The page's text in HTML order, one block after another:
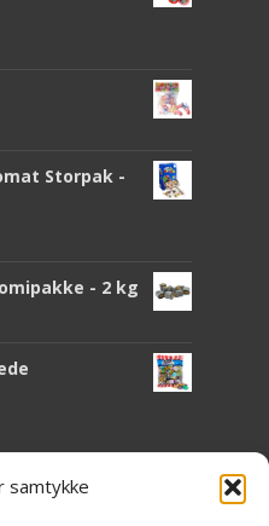
samtykke
Storpak -
- 2 kg
gram